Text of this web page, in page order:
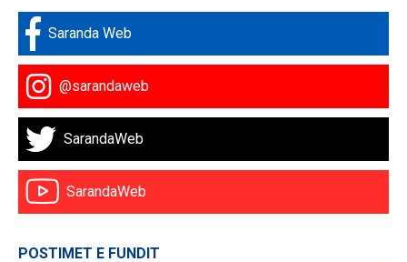
Saranda Web
@sarandaweb
SarandaWeb
SarandaWeb
POSTIMET E FUNDIT